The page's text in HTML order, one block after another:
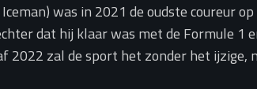
was in 2021 de oudste coureur
dat hij klaar was met de Formule 1
2022 zal de sport het zonder het